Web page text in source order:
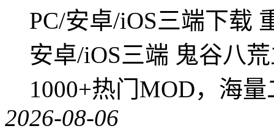
PC/安卓/iOS三端下载
安卓/iOS三端 鬼谷八
1000+热门MOD，海
2026-08-06